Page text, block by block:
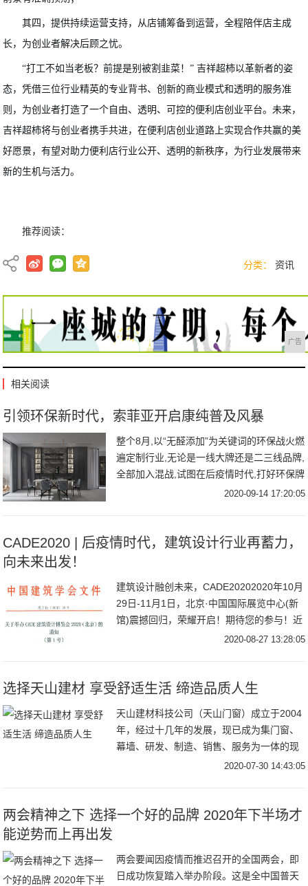
其四，提供持续运营支持，从店铺筹备到运营，全程陪伴店主成
长，为创业者解决后顾之忧。
“打工不如当老板？前提是别被割韭菜！” 吉祥超柿以革新者的姿
态，凭借三位行业精英的专业背书、创新的商业模式和透明的服务准
则，为创业者打造了一个自由、透明、可控的便利店创业平台。未来，
吉祥超柿将与创业者携手共进，在便利店创业道路上实现合作共赢的美
好愿景，有望对助力便利店行业公开、透明的新秩序，为行业发展带来
新的生机与活力。
推荐阅读：
分类： 资讯
广告
相关阅读
引领环保新时代，索菲亚开启康纯普及风暴
整个8月,以“无醛添加”为关键词的环保战火燃
遍定制行业,无论是一线大牌还是二三线品牌,
全部加入混战,试图在后疫情时代,打好环保牌
争夺更大的市场份额。这究竟是营销
2020-09-14 17:20:05
CADE2020 | 后疫情时代，建筑设计行业再蓄力，
向未来出发！
建筑设计融创未来，CADE20202020年10月
29日-11月1日，北京·中国国际展览中心(新
馆)震撼回归，荣耀开启！期待您的参与！近
日，中国建筑学会建会秘[2020-08-27 13:28:05
选择天山建材 享受舒适生活 缔造品质人生
天山建材科技公司（天山门窗）成立于2004
年，经过十几年的发展，现已成为集门窗、
幕墙、研发、制造、销售、服务为一体的现
代化大型门窗企业。我公司现具有门窗产品
2020-07-30 14:43:05
两会精神之下 选择一个好的品牌 2020年下半场才
能逆势而上再出发
两会要闻因疫情而推迟召开的全国两会，即
日成功恢复踏入举办阶段。这是全中国普天